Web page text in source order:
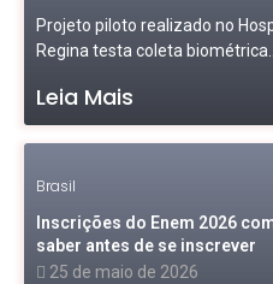
Projeto piloto realizado no
Regina testa coleta
Leia Mais
Brasil
Inscrições do Enem 2026
saber antes de se inscrever
25 de maio de 2026